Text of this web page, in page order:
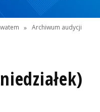
» Archiwum audycji